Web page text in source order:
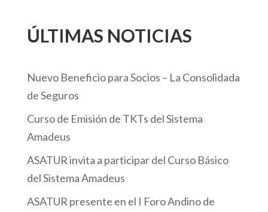
ÚLTIMAS NOTICIAS
Nuevo Beneficio para Socios – La Consolidada
de Seguros
Curso de Emisión de TKTs del Sistema
Amadeus
ASATUR invita a participar del Curso Básico
del Sistema Amadeus
ASATUR presente en el I Foro Andino de